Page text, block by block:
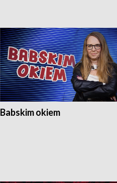
Babskim okiem